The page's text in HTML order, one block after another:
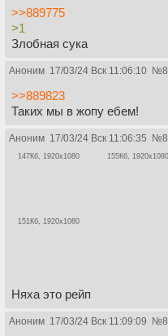
>>889775
>1
Злобная сука
Аноним 17/03/24 Вск 11:06:10 №
>>889823
Таких мы в жопу ебем!
Аноним 17/03/24 Вск 11:06:35 №
147Кб, 1920x1080 155Кб, 1920x1080
151Кб, 1920x1080
Няха это рейп
Аноним 17/03/24 Вск 11:09:09 №